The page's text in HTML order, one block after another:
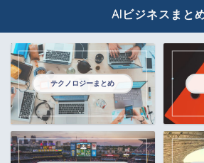
AIビジネスまと
テクノロジーまとめ